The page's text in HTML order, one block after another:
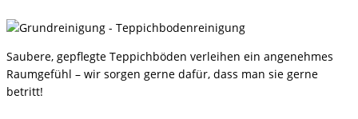
Saubere, gepflegte Teppichböden verleihen ein angenehmes
Raumgefühl – wir sorgen gerne dafür, dass man sie gerne
betritt!